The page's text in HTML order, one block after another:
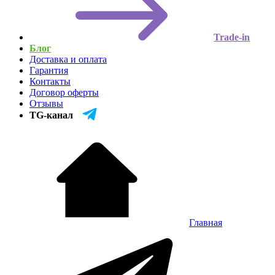
Trade-in
Блог
Доставка и оплата
Гарантия
Контакты
Договор оферты
Отзывы
TG-канал
Главная